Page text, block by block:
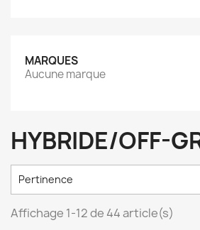
MARQUES
Aucune marque
HYBRIDE/OFF-
Pertinence
Affichage 1-12 de 44 article(s)